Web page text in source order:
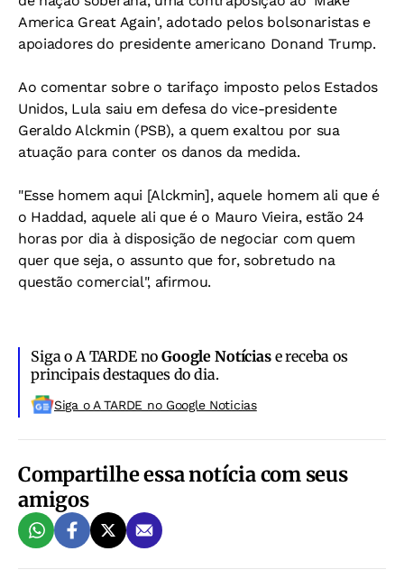
America Great Again', adotado pelos bolsonaristas e
apoiadores do presidente americano Donand Trump.
Ao comentar sobre o tarifaço imposto pelos Estados
Unidos, Lula saiu em defesa do vice-presidente
Geraldo Alckmin (PSB), a quem exaltou por sua
atuação para conter os danos da medida.
"Esse homem aqui [Alckmin], aquele homem ali que é
o Haddad, aquele ali que é o Mauro Vieira, estão 24
horas por dia à disposição de negociar com quem
quer que seja, o assunto que for, sobretudo na
questão comercial", afirmou.
Siga o A TARDE noGoogle Notíciase receba os
principais destaques do dia.
Siga o A TARDE no Google Noticias
Compartilhe essa notícia com seus
amigos